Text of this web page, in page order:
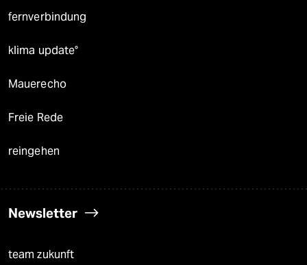
fernverbindung
klima update°
Mauerecho
Freie Rede
reingehen
Newsletter
team zukunft